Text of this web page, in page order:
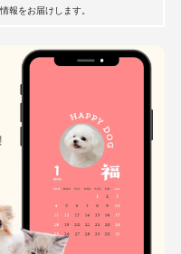
報をお届けします。